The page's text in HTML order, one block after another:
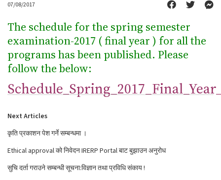
07/08/2017
The schedule for the spring semester
examination-2017 ( final year ) for all the
programs has been published. Please
follow the below:
Next Articles
कृति प्रकाशन पेश गर्ने सम्बन्धमा ।
Ethical approval को निवेदन IRERP Portal बाट बुझाउन अनुरोध
सुचि दर्ता गराउने सम्बन्धी सूचना:विज्ञान तथा प्रविधि संकाय !